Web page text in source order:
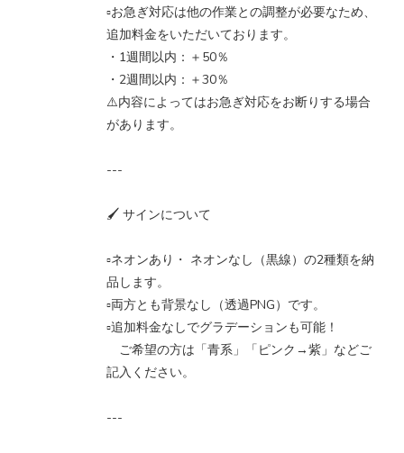
▫️お急ぎ対応は他の作業との調整が必要なため、
追加料金をいただいております。
・1週間以内：＋50％
・2週間以内：＋30％
⚠️内容によってはお急ぎ対応をお断りする場合
があります。
---
🖌️ サインについて
▫️ネオンあり・ ネオンなし（黒線）の2種類を納
品します。
▫️両方とも背景なし（透過PNG）です。
▫️追加料金なしでグラデーションも可能！
ご希望の方は「青系」「ピンク→紫」などご
記入ください。
---